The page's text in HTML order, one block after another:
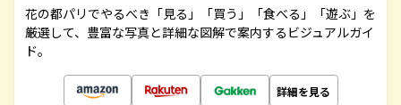
花の都パリでやるべき「見る」「買う」「食べる」「遊ぶ」を
厳選して、豊富な写真と詳細な図解で案内するビジュアルガイ
ド。
詳細を見る